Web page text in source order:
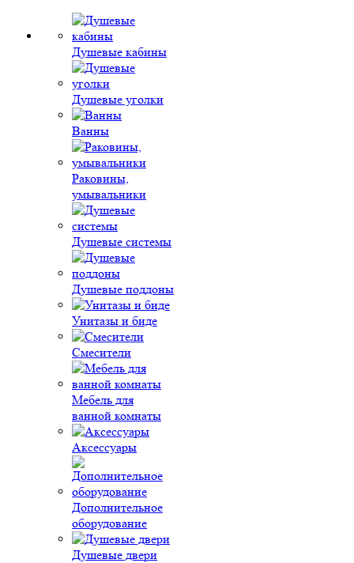
Душевые кабины
Душевые уголки
Ванны
Раковины,
умывальники
Душевые системы
Душевые поддоны
Унитазы и биде
Смесители
Мебель для
ванной комнаты
Аксессуары
Дополнительное
оборудование
Душевые двери